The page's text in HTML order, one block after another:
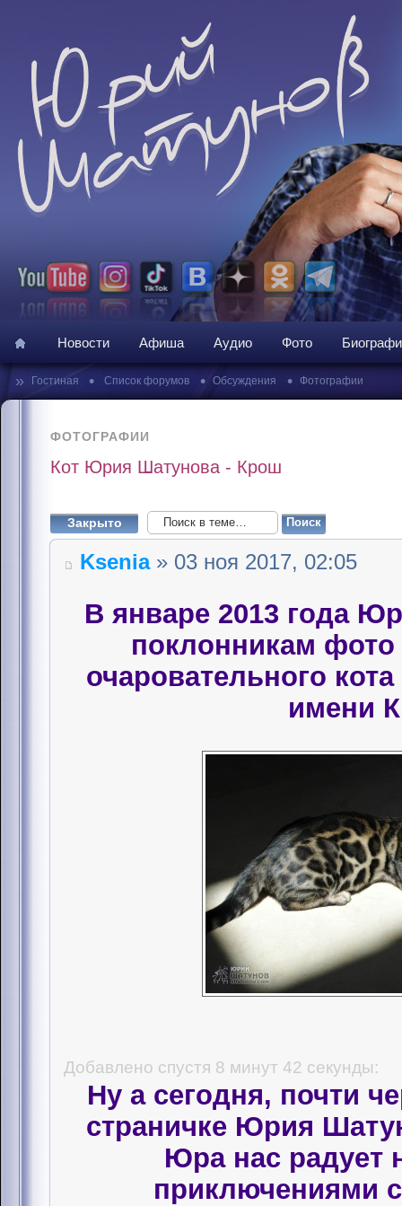
Новости Афиша Аудио Фото
» Гостиная • Список форумов • Обсуждения • Фотографии
ФОТОГРАФИИ
Кот Юрия Шатунова - Крош
Закрыто
Ksenia» 03 ноя 2017, 02:05
В январе 2013 года
поклонникам фото
очаровательного
имени
Добавлено спустя 8 минут 42 секунды:
Ну а сегодня, почти
страничке Юрия
Юра нас радует
приключениями